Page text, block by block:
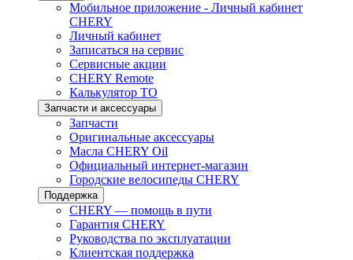
Мобильное приложение - Личный кабинет
CHERY
Личный кабинет
Записаться на сервис
Сервисные акции
CHERY Remote
Калькулятор ТО
Запчасти и аксессуары
Запчасти
Оригинальные аксессуары
Масла CHERY Oil
Официальный интернет-магазин
Городские велосипеды CHERY
Поддержка
CHERY — помощь в пути
Гарантия CHERY
Руководства по эксплуатации
Клиентская поддержка